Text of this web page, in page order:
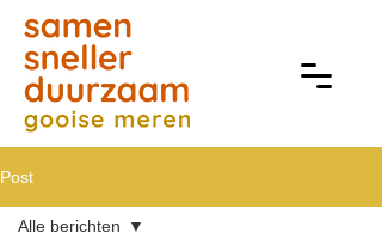
Post
Alle berichten